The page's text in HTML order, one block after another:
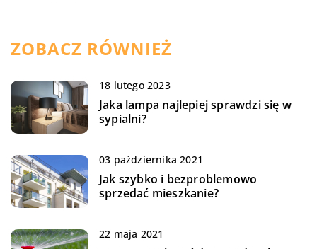
ZOBACZ RÓWNIEŻ
18 lutego 2023
Jaka lampa najlepiej sprawdzi się w
sypialni?
03 października 2021
Jak szybko i bezproblemowo
sprzedać mieszkanie?
22 maja 2021